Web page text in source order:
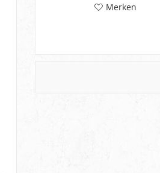
Merken